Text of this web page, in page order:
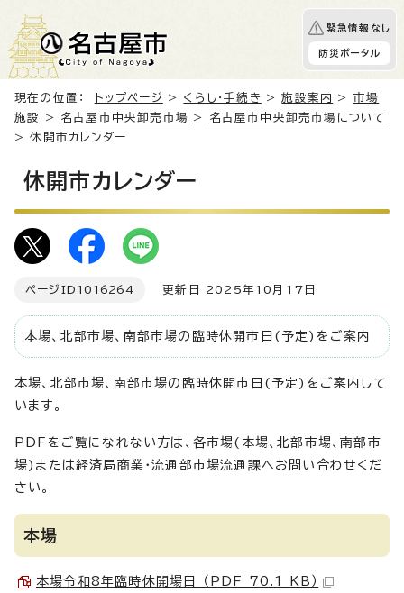
緊急情報なし
防災ポータル
現在の位置： トップページ > くらし・手続き >施設案内 > 市場
施設
> 名古屋市中央卸売市場 >
名古屋市中央卸売市場について
> 休開市カレンダー
休開市カレンダー
ページID 1016264 更新日 2025年10月17日
本場、北部市場、南部市場の臨時休開市日(予定)をご案内
本場、北部市場、南部市場の臨時休開市日(予定)をご案内して
います。
PDFをご覧になれない方は、各市場(本場、北部市場、南部市
場)または経済局商業・流通部市場流通課へお問い合わせくだ
さい。
本場
本場令和8年臨時休開場日 （PDF 70.1 KB）